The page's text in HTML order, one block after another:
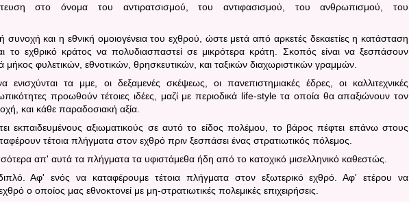
στο όνομα του αντιρατσισμού, του αντιφασισμού, του ανθρωπισμού, του
συνοχή και η εθνική ομοιογένεια του εχθρού, ώστε μετά από αρκετές δεκαετίες η κατάσταση
το εχθρικό κράτος να πολυδιασπαστεί σε μικρότερα κράτη. Σκοπός είναι να ξεσπάσουν
μήκος φυλετικών, εθνοτικών, θρησκευτικών, και ταξικών διαχωριστικών γραμμών.
τα μμε, οι δεξαμενές σκέψεως, οι πανεπιστημιακές έδρες, οι καλλιτεχνικές
προωθούν τέτοιες ιδέες, μαζί με περιοδικά life-styleτα οποία θα απαξιώνουν τον
και κάθε παραδοσιακή αξία.
εκπαιδευμένους αξιωματικούς σε αυτό το είδος πολέμου, το βάρος πέφτει επάνω στους
τέτοια πλήγματα στον εχθρό πριν ξεσπάσει ένας στρατιωτικός πόλεμος.
απ' αυτά τα πλήγματα τα υφιστάμεθα ήδη από το κατοχικό μισελληνικό καθεστώς.
Αφ' ενός να καταφέρουμε τέτοια πλήγματα στον εξωτερικό εχθρό. Αφ' ετέρου να
ο οποίος μας εθνοκτονεί με μη-στρατιωτικές πολεμικές επιχειρήσεις.